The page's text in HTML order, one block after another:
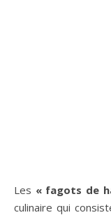
Les « fagots de
culinaire qui